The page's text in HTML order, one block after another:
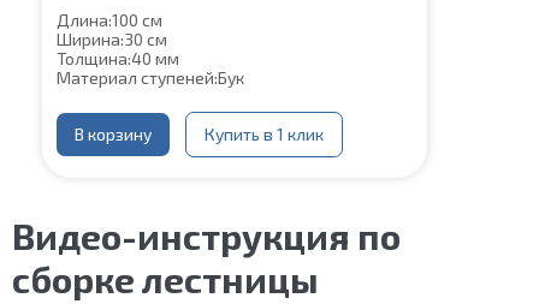
Длина:100 см
Ширина:30 см
Толщина:40 мм
Материал ступеней:Бук
В корзину Купить в 1 клик
Видео-инструкция по
сборке лестницы